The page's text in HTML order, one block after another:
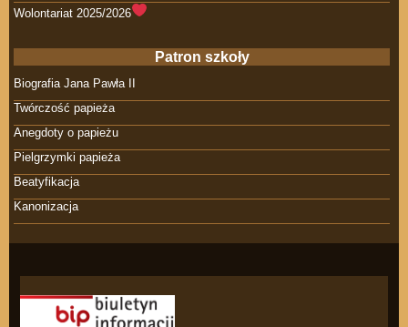
Wolontariat 2025/2026
Patron szkoły
Biografia Jana Pawła II
Twórczość papieża
Anegdoty o papieżu
Pielgrzymki papieża
Beatyfikacja
Kanonizacja